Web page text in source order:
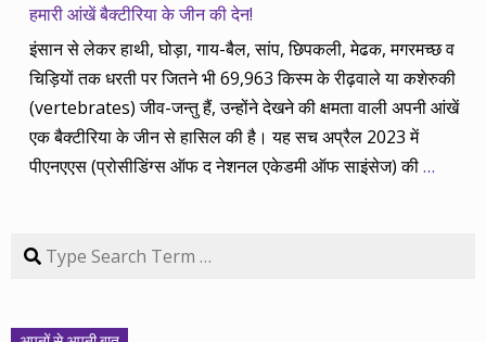
हमारी आंखें बैक्टीरिया के जीन की देन!
इंसान से लेकर हाथी, घोड़ा, गाय-बैल, सांप, छिपकली, मेढक, मगरमच्छ व
चिड़ियों तक धरती पर जितने भी 69,963 किस्म के रीढ़वाले या कशेरुकी
(vertebrates) जीव-जन्तु हैं, उन्होंने देखने की क्षमता वाली अपनी आंखें
एक बैक्टीरिया के जीन से हासिल की है। यह सच अप्रैल 2023 में
पीएनएएस (प्रोसीडिंग्स ऑफ द नेशनल एकेडमी ऑफ साइंसेज) की…
Search